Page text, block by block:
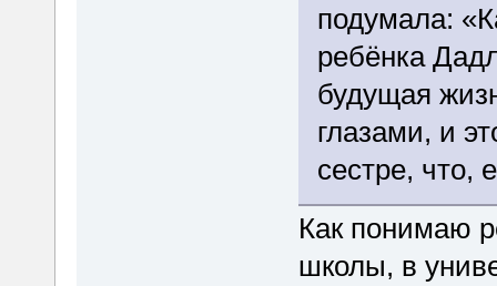
подумала:
ребёнка
будущая
глазами, и
сестре, что,
Как понимаю
школы, в